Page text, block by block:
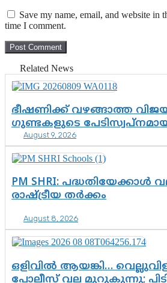
Save my name, email, and website in
time I comment.
Related News
ഭീഷണിക്ക് വഴങ്ങാത്ത
ഗുണ്ടകളുടെ
ചെന്നിത്തലയുടെ ‘പവർ
ഓപ്പറേഷനിൽ ആയങ്കി
August 9, 2026
PM SHRI:
രാഷ്ട്രീയ തർക്കം
August 8, 2026
ഒളിവിൽ ആയങ്കി…
പോലീസ് വല മുറുകുന്നു;